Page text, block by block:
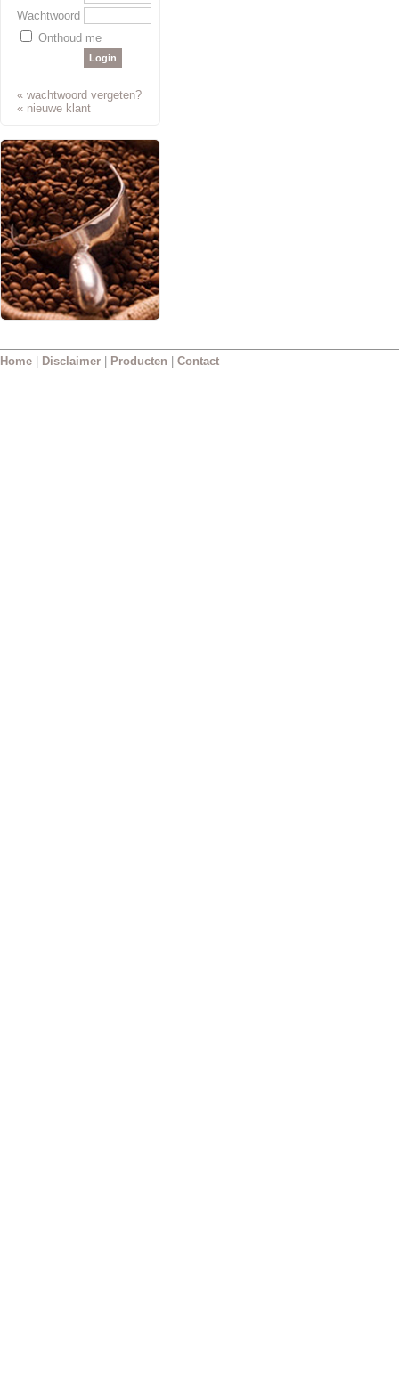
Wachtwoord
Onthoud me
« wachtwoord vergeten?
« nieuwe klant
Home | Disclaimer | Producten | Contact